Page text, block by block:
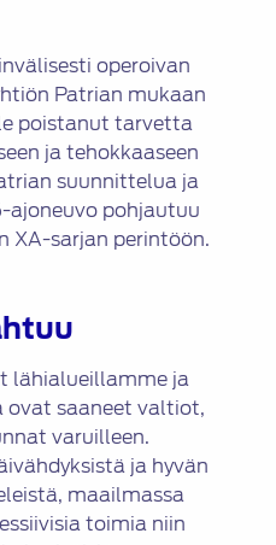
operoivan
Patrian mukaan
poistanut tarvetta
ja tehokkaaseen
suunnittelua ja
pohjautuu
XA-sarjan perintöön.
lähialueillamme ja
saaneet valtiot,
varuilleen.
ja hyvän
maailmassa
toimia niin